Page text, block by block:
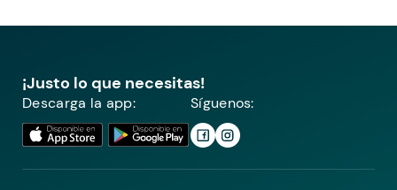
¡Justo lo que necesitas!
Descarga la app: Síguenos: